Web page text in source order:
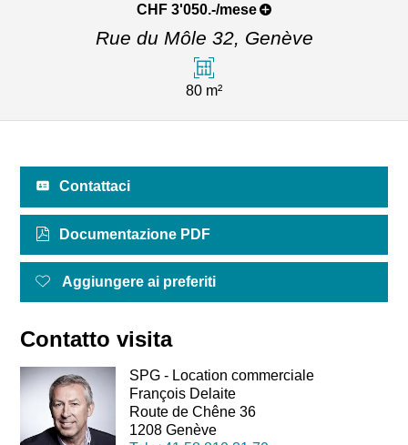
CHF 3'050.-/mese
Rue du Môle 32, Genève
80 m²
Contattaci
Documentazione PDF
Aggiungere ai preferiti
Contatto visita
SPG - Location commerciale
François Delaite
Route de Chêne 36
1208 Genève